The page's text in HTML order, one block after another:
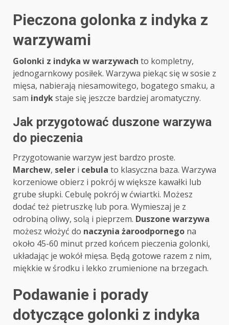
Pieczona golonka z indyka z
warzywami
Golonki z indyka w warzywach to kompletny,
jednogarnkowy posiłek. Warzywa piekąc się w sosie z
mięsa, nabierają niesamowitego, bogatego smaku, a
sam indykstaje się jeszcze bardziej aromatyczny.
Jak przygotować duszone warzywa
do pieczenia
Przygotowanie warzyw jest bardzo proste.
Marchew, seler i cebula to klasyczna baza. Warzywa
korzeniowe obierz i pokrój w większe kawałki lub
grube słupki. Cebulę pokrój w ćwiartki. Możesz
dodać też pietruszkę lub pora. Wymieszaj je z
odrobiną oliwy, solą i pieprzem. Duszone warzywa
możesz włożyć do naczynia żaroodpornego na
około 45-60 minut przed końcem pieczenia golonki,
układając je wokół mięsa. Będą gotowe razem z nim,
miękkie w środku i lekko zrumienione na brzegach.
Podawanie i porady
dotyczące golonki z indyka